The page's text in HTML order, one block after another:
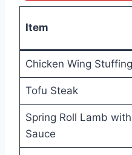
Item
Chicken Wing Stuffing
Tofu Steak
Spring Roll Lamb
Sauce